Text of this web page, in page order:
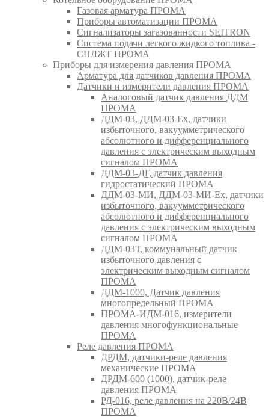
Газовая арматура ПРОМА
Приборы автоматизации ПРОМА
Сигнализаторы загазованности SEITRON
Система подачи легкого жидкого топлива -
СПЛЖТ ПРОМА
Приборы для измерения давления ПРОМА
Арматура для датчиков давления ПРОМА
Датчики и измерители давления ПРОМА
Аналоговый датчик давления ДДМ
ПРОМА
ДДМ-03, ДДМ-03-Ех, датчики
избыточного, вакуумметрического
абсолютного и дифференциального
давления с электрическим выходным
сигналом ПРОМА
ДДМ-03-ДГ, датчик давления
гидростатический ПРОМА
ДДМ-03-МИ, ДДМ-03-МИ-Ех, датчики
избыточного, вакуумметрического
абсолютного и дифференциального
давления с электрическим выходным
сигналом ПРОМА
ДДМ-03Т, коммунальный датчик
избыточного давления с
электрическим выходным сигналом
ПРОМА
ДДМ-1000, Датчик давления
многопредельный ПРОМА
ПРОМА-ИДМ-016, измерители
давления многофункциональные
ПРОМА
Реле давления ПРОМА
ДРДМ, датчики-реле давления
механические ПРОМА
ДРДМ-600 (1000), датчик-реле
давления ПРОМА
РД-016, реле давления на 220В/24В
ПРОМА